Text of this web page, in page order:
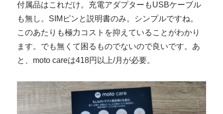
付属品はこれだけ。充電アダプターもUSBケーブル
も無し。SIMピンと説明書のみ。シンプルですね。
このあたりも極力コストを抑えていることがわかり
ます。でも無くて困るものでないので良いです。あ
と、moto careは418円以上/月が必要。